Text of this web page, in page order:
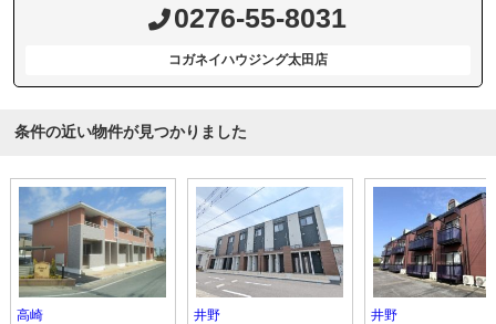
0276-55-8031
コガネイハウジング太田店
条件の近い物件が見つかりました
高崎
井野
井野